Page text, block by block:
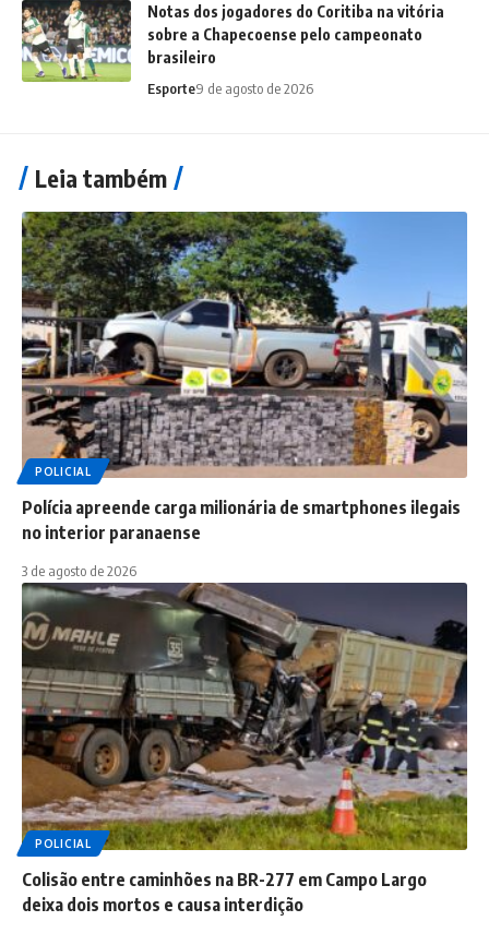
Notas dos jogadores do Coritiba na vitória
sobre a Chapecoense pelo campeonato
brasileiro
Esporte9 de agosto de 2026
Leia também
POLICIAL
Polícia apreende carga milionária de smartphones ilegais
no interior paranaense
3 de agosto de 2026
POLICIAL
Colisão entre caminhões na BR-277 em Campo Largo
deixa dois mortos e causa interdição